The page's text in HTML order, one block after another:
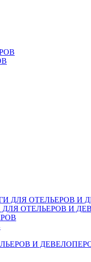
ДЛЯ ОТЕЛЬЕРОВ И
ОТЕЛЬЕРОВ И
И